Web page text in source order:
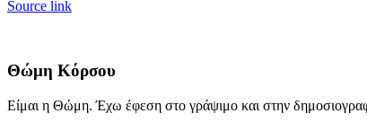
Source link
Θώμη Κόρσου
Είμαι η Θώμη. Έχω έφεση στο γράψιμο και στην